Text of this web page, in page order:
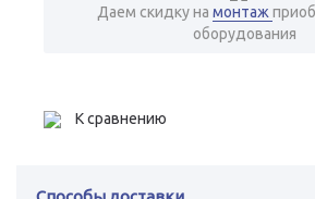
Даем скидку на монтаж
оборудования
К сравнению